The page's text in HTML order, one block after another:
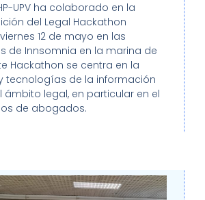
UPV ha colaborado en la
del Legal Hackathon
12 de mayo en las
de Innsomnia en la marina de
Hackathon se centra en la
tecnologías de la información
legal, en particular en el
de abogados.